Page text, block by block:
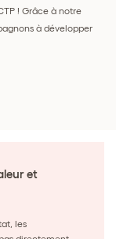
! Grâce à notre
à développer
et
les